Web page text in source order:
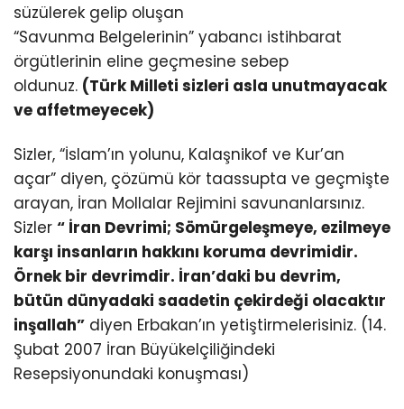
süzülerek gelip oluşan
“Savunma Belgelerinin” yabancı istihbarat
örgütlerinin eline geçmesine sebep
oldunuz. (Türk Milleti sizleri asla unutmayacak
ve affetmeyecek)
Sizler, “İslam’ın yolunu, Kalaşnikof ve Kur’an
açar” diyen, çözümü kör taassupta ve geçmişte
arayan, İran Mollalar Rejimini savunanlarsınız.
Sizler “ İran Devrimi; Sömürgeleşmeye, ezilmeye
karşı insanların hakkını koruma devrimidir.
Örnek bir devrimdir. İran’daki bu devrim,
bütün dünyadaki saadetin çekirdeği olacaktır
inşallah” diyen Erbakan’ın yetiştirmelerisiniz. (14.
Şubat 2007 İran Büyükelçiliğindeki
Resepsiyonundaki konuşması)